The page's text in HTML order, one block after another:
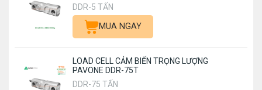
DDR-5 TẤN
MUA NGAY
LOAD CELL CẢM BIẾN TRỌNG LƯỢNG
PAVONE DDR-75T
DDR-75 TẤN